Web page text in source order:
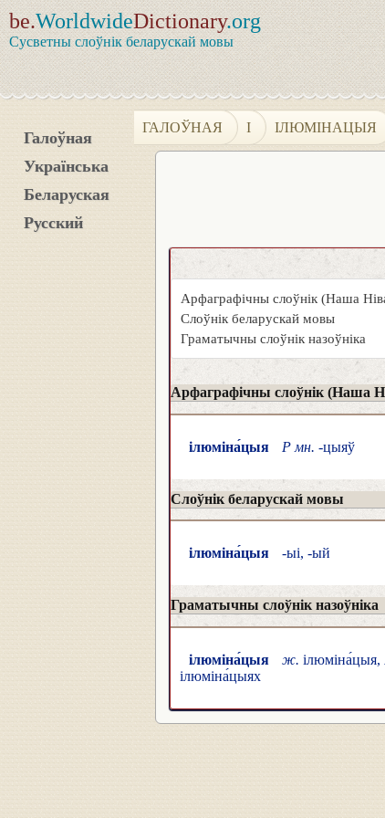
be.WorldwideDictionary.org
Сусветны слоўнік беларускай мовы
Галоўная
Українська
Беларуская
Русский
ГАЛОЎНАЯ І ІЛЮМІНАЦЫЯ
Арфаграфічны слоўнік (Наша
Слоўнік беларускай мовы
Граматычны слоўнік назоўніка
Арфаграфічны слоўнік (Наша
ілюміна́цыя Р мн. -цыяў
Слоўнік беларускай мовы
ілюміна́цыя -ыі, -ый
Граматычны слоўнік назоўніка
ілюміна́цыя ж. ілюміна́цыя,
ілюміна́цыях